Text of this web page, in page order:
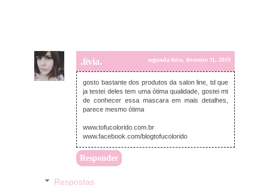
.lívia. segunda-feira, fevereiro 11, 2019
gosto bastante dos produtos da salon line, td que
ja testei deles tem uma ótima qualidade, gostei mt
de conhecer essa mascara em mais detalhes,
parece mesmo ótima
www.tofucolorido.com.br
www.facebook.com/blogtofucolorido
Responder
Respostas